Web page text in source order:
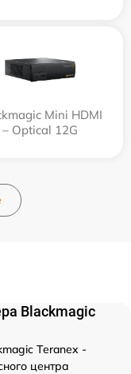
Mini HDMI
– Optical 12G
Blackmagic
Teranex -
центра